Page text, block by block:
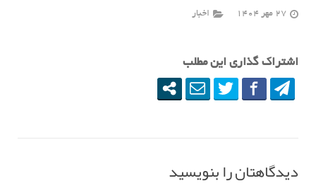
27 مهر 1404 اخبار
اشتراک گذاری این مطلب
دیدگاهتان را بنویسید